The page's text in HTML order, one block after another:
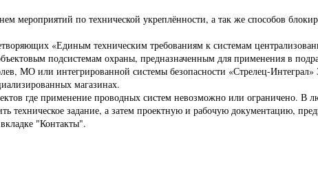
мероприятий по технической укреплённости, а так же способов
«Единым техническим требованиям к системам
подсистемам охраны, предназначенным для применения в
МО или интегрированной системы безопасности «Стрелец-
магазинах.
где применение проводных систем невозможно или ограничено. В
техническое задание, а затем проектную и рабочую документацию,
"Контакты".